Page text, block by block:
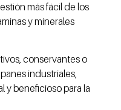
más fácil de los
y minerales
conservantes o
industriales,
y beneficioso para la